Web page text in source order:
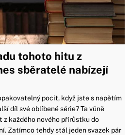
tohoto hitu z
sběratelé nabízejí
pocit, když jste s napětím
díl své oblíbené série? Ta vůně
z každého nového přírůstku do
Zatímco tehdy stál jeden svazek pár